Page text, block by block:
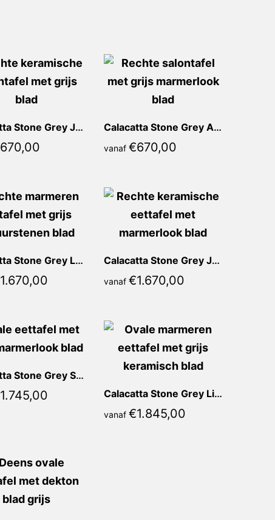
Calacatta Stone Grey Jennifer Recht
670,00
Calacatta Stone Grey Angelina Recht
vanaf €670,00
Calacatta Stone Grey Lauretta Recht
1.670,00
Calacatta Stone Grey Jolanda Recht
vanaf €1.670,00
Calacatta Stone Grey Sofia Ovaal
1.745,00 Calacatta Stone Grey Lia Ovaal
vanaf €1.845,00